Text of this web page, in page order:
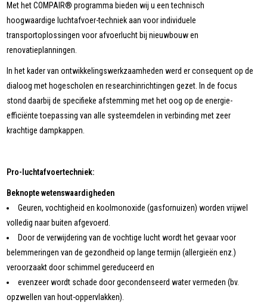
Met het COMPAIR® programma bieden wij u een technisch
hoogwaardige luchtafvoer-techniek aan voor individuele
transportoplossingen voor afvoerlucht bij nieuwbouw en
renovatieplanningen.
In het kader van ontwikkelingswerkzaamheden werd er consequent op de
dialoog met hogescholen en researchinrichtingen gezet. In de focus
stond daarbij de specifieke afstemming met het oog op de energie-
efficiënte toepassing van alle systeemdelen in verbinding met zeer
krachtige dampkappen.
Pro-luchtafvoertechniek:
Beknopte wetenswaardigheden
Geuren, vochtigheid en koolmonoxide (gasfornuizen) worden vrijwel
volledig naar buiten afgevoerd.
Door de verwijdering van de vochtige lucht wordt het gevaar voor
belemmeringen van de gezondheid op lange termijn (allergieën enz.)
veroorzaakt door schimmel gereduceerd en
evenzeer wordt schade door gecondenseerd water vermeden (bv.
opzwellen van hout-oppervlakken).